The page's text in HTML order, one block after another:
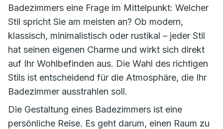
Badezimmers eine Frage im Mittelpunkt: Welcher
Stil spricht Sie am meisten an? Ob modern,
klassisch, minimalistisch oder rustikal – jeder Stil
hat seinen eigenen Charme und wirkt sich direkt
auf Ihr Wohlbefinden aus. Die Wahl des richtigen
Stils ist entscheidend für die Atmosphäre, die Ihr
Badezimmer ausstrahlen soll.
Die Gestaltung eines Badezimmers ist eine
persönliche Reise. Es geht darum, einen Raum zu